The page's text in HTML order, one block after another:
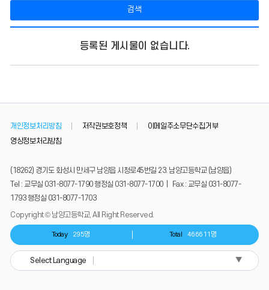
검색
등록된 게시물이 없습니다.
개인정보처리방침 저작권보호정책
이메일주소무단수집거부
영상정보처리방침
(18262) 경기도 화성시 만세구 남양읍 시청로45번길 23. 남양고등학교 (남양읍)
Tel : 교무실 031-8077-1790 행정실 031-8077-1700 | Fax : 교무실 031-8077-
1793 행정실 031-8077-1703
Copyright © 남양고등학교, All Right Reserved.
Today 295명 Total 466611명
Select Language ▼